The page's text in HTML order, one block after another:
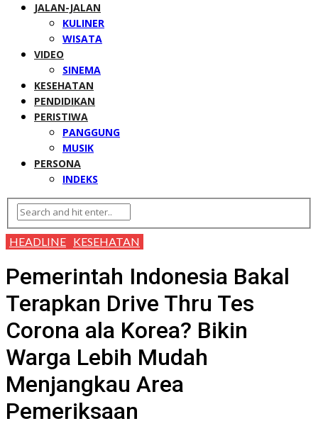
JALAN-JALAN
KULINER
WISATA
VIDEO
SINEMA
KESEHATAN
PENDIDIKAN
PERISTIWA
PANGGUNG
MUSIK
PERSONA
INDEKS
HEADLINE KESEHATAN
Pemerintah Indonesia Bakal
Terapkan Drive Thru Tes
Corona ala Korea? Bikin
Warga Lebih Mudah
Menjangkau Area
Pemeriksaan